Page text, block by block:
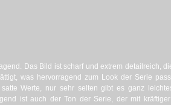
Das Bild ist scharf und extrem detailreich,
was hervorragend zum Look der Serie
Werte, nur sehr selten gibt es ganz
ist auch der Ton der Serie, der mit